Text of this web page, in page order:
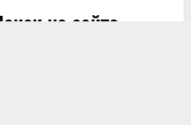
на сайте